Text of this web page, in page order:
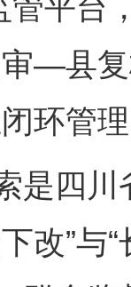
管平
—县
环管
四川
改”与